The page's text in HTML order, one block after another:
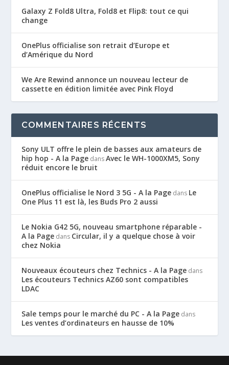
Galaxy Z Fold8 Ultra, Fold8 et Flip8: tout ce qui
change
OnePlus officialise son retrait d’Europe et
d’Amérique du Nord
We Are Rewind annonce un nouveau lecteur de
cassette en édition limitée avec Pink Floyd
COMMENTAIRES RÉCENTS
Sony ULT offre le plein de basses aux amateurs de
hip hop - A la Page dansAvec le WH-1000XM5, Sony
réduit encore le bruit
OnePlus officialise le Nord 3 5G - A la Page dans Le
One Plus 11 est là, les Buds Pro 2 aussi
Le Nokia G42 5G, nouveau smartphone réparable -
A la Page dans Circular, il y a quelque chose à voir
chez Nokia
Nouveaux écouteurs chez Technics - A la Page dans
Les écouteurs Technics AZ60 sont compatibles
LDAC
Sale temps pour le marché du PC - A la Page dans
Les ventes d’ordinateurs en hausse de 10%